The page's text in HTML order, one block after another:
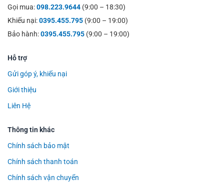
Gọi mua:098.223.9644 (9:00 – 18:30)
Khiếu nại:0395.455.795 (9:00 – 19:00)
Bảo hành:0395.455.795 (9:00 – 19:00)
Hỗ trợ
Gửi góp ý, khiếu nại
Giới thiệu
Liên Hệ
Thông tin khác
Chính sách bảo mật
Chính sách thanh toán
Chính sách vận chuyển